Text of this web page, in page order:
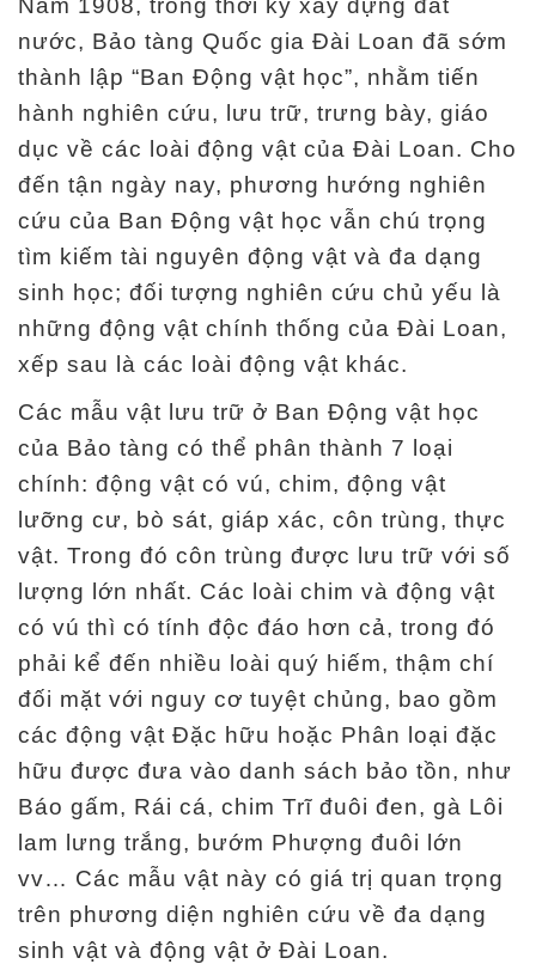
nước, Bảo tàng Quốc gia Đài Loan đã sớm
thành lập “Ban Động vật học”, nhằm tiến
hành nghiên cứu, lưu trữ, trưng bày, giáo
dục về các loài động vật của Đài Loan. Cho
đến tận ngày nay, phương hướng nghiên
cứu của Ban Động vật học vẫn chú trọng
tìm kiếm tài nguyên động vật và đa dạng
sinh học; đối tượng nghiên cứu chủ yếu là
những động vật chính thống của Đài Loan,
xếp sau là các loài động vật khác.
Các mẫu vật lưu trữ ở Ban Động vật học
của Bảo tàng có thể phân thành 7 loại
chính: động vật có vú, chim, động vật
lưỡng cư, bò sát, giáp xác, côn trùng, thực
vật. Trong đó côn trùng được lưu trữ với số
lượng lớn nhất. Các loài chim và động vật
có vú thì có tính độc đáo hơn cả, trong đó
phải kể đến nhiều loài quý hiếm, thậm chí
đối mặt với nguy cơ tuyệt chủng, bao gồm
các động vật Đặc hữu hoặc Phân loại đặc
hữu được đưa vào danh sách bảo tồn, như
Báo gấm, Rái cá, chim Trĩ đuôi đen, gà Lôi
lam lưng trắng, bướm Phượng đuôi lớn
vv… Các mẫu vật này có giá trị quan trọng
trên phương diện nghiên cứu về đa dạng
sinh vật và động vật ở Đài Loan.